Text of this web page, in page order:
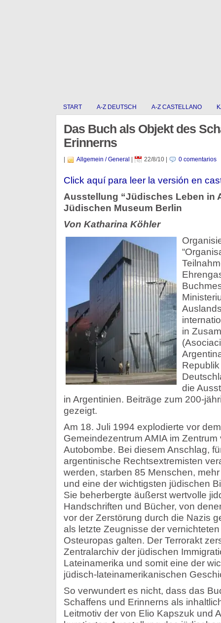
START A-Z DEUTSCH A-Z CASTELLANO
Das Buch als Objekt des
Erinnerns
Allgemein / General 22/8/10| 0 comentarios
Click aquí para leer la versión en
Ausstellung “Jüdisches Leben in
Jüdischen Museum Berlin
Von Katharina Köhler
in
die
in Argentinien. Beiträge zum 200-
gezeigt.
Am 18. Juli 1994 explodierte vor
Gemeindezentrum AMIA im
Autobombe. Bei diesem Anschlag,
argentinische Rechtsextremisten
werden, starben 85 Menschen,
und eine der wichtigsten jüdischen
Sie beherbergte äußerst wertvolle
Handschriften und Bücher, von
vor der Zerstörung durch die Nazis
als letzte Zeugnisse der
Osteuropas galten. Der Terrorakt
Zentralarchiv der jüdischen
Lateinamerika und somit eine der
jüdisch-lateinamerikanischen
So verwundert es nicht, dass das
Schaffens und Erinnerns als
Leitmotiv der von Elio Kapszuk und